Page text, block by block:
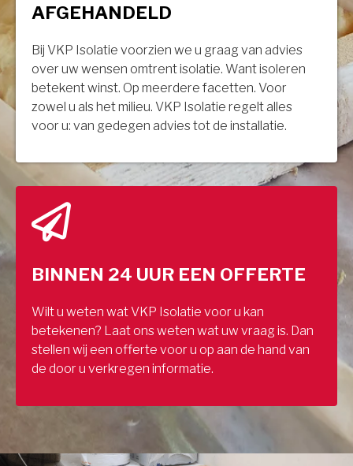
AFGEHANDELD
Bij VKP Isolatie voorzien we u graag van advies
over uw wensen omtrent isolatie. Want isoleren
betekent winst. Op meerdere facetten. Voor
zowel u als het milieu. VKP Isolatie regelt alles
voor u: van gedegen advies tot de installatie.
BINNEN 24 UUR EEN OFFERTE
Wilt u weten wat VKP Isolatie voor u kan
betekenen? Laat ons weten wat uw vraag is. Dan
stellen wij een offerte voor u op aan de hand van
de door u verkregen informatie.